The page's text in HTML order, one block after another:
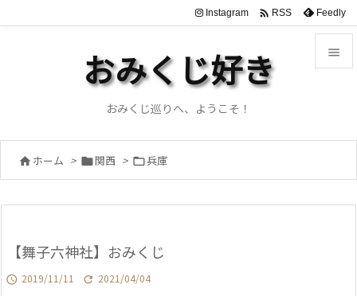

サイド
Instagram  RSS Feedly
おみくじ好き
おみくじ巡りへ、ようこそ！
 ホーム > 関西 > 兵庫
【舞子六神社】おみくじ
 2019/11/11  2021/04/04